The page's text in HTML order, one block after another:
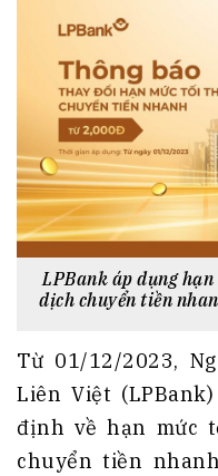
LPBank áp dụng
dịch chuyển tiền
Từ 01/12/2023,
Liên Việt
định về hạn mức
chuyển tiền